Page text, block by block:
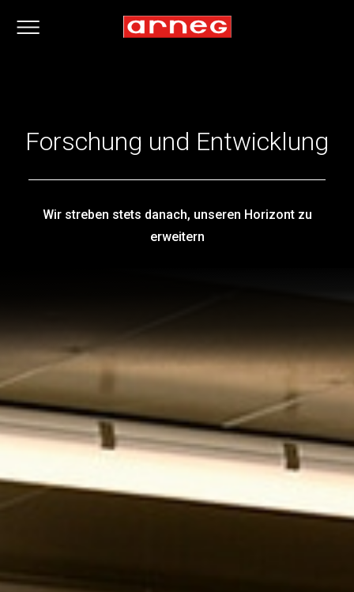
Forschung und Entwicklung
Wir streben stets danach, unseren Horizont zu
erweitern